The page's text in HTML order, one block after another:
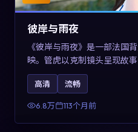
彼岸与雨夜
《彼岸与雨夜》是一部法国
映。管虎以克制镜头呈现故
张震的对手戏可圈可点。剧
一段跨国追寻之旅，对关注
有检索与收藏价值。
高清 流畅
6.8万 113个月前